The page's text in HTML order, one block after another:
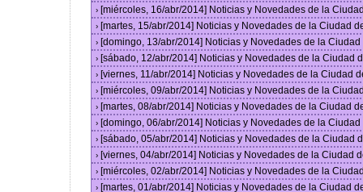
› [miércoles, 16/abr/2014] Noticias y Novedades de la
› [martes, 15/abr/2014] Noticias y Novedades de la Ciudad
› [domingo, 13/abr/2014] Noticias y Novedades de la
› [sábado, 12/abr/2014] Noticias y Novedades de la Ciudad
› [viernes, 11/abr/2014] Noticias y Novedades de la Ciudad
› [miércoles, 09/abr/2014] Noticias y Novedades de la
› [martes, 08/abr/2014] Noticias y Novedades de la Ciudad
› [domingo, 06/abr/2014] Noticias y Novedades de la
› [sábado, 05/abr/2014] Noticias y Novedades de la Ciudad
› [viernes, 04/abr/2014] Noticias y Novedades de la Ciudad
› [miércoles, 02/abr/2014] Noticias y Novedades de la
› [martes, 01/abr/2014] Noticias y Novedades de la Ciudad